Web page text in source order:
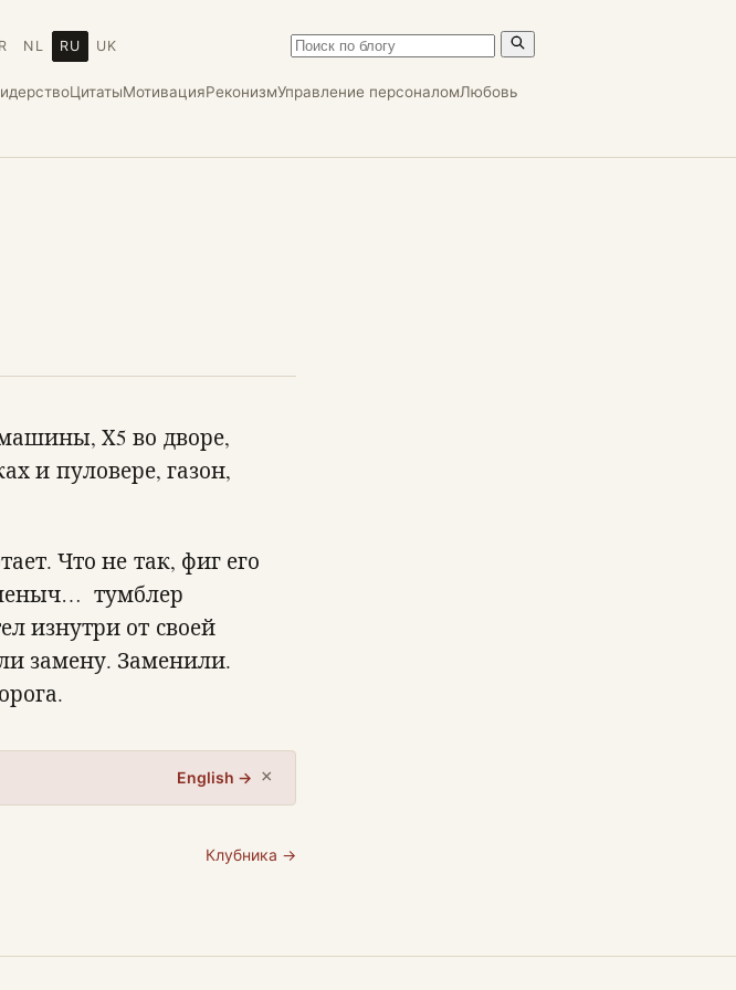
NL RU UK
ЦитатыМотивацияРеконизмУправление персоналомЛюбовь
Х5 во дворе,
и пуловере, газон,
Что не так, фиг его
тумблер
изнутри от своей
замену. Заменили.
English → ×
Клубника →